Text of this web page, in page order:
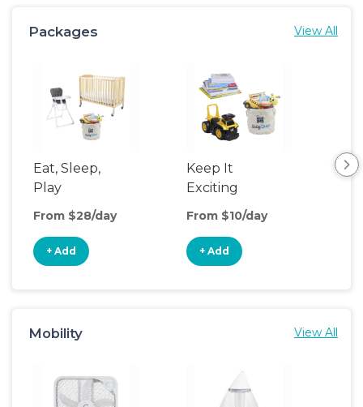
Packages View All
Eat, Sleep,
Play
From $28/day
+ Add
Keep It
Exciting
From $10/day
+ Add
Mobility View All